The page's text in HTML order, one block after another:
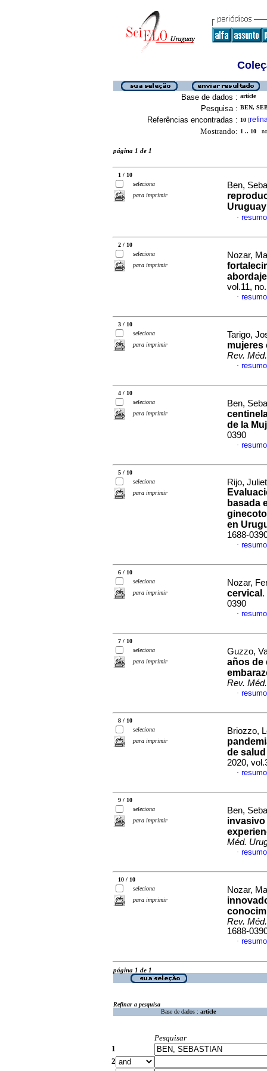
Base de dados : article
Pesquisa : BEN,
Referências encontradas : 10 [
Mostrando: 1 .. 10
página 1 de 1
1 / 10
seleciona
para imprimir
Ben,
Uruguay
·
2 / 10
seleciona
para imprimir
Nozar,
vol.11,
·
3 / 10
seleciona
para imprimir
Tarigo,
mujeres
Rev.
·
4 / 10
seleciona
para imprimir
Ben,
de la
0390
·
5 / 10
seleciona
para imprimir
Rijo,
basada
en
1688-
·
6 / 10
seleciona
para imprimir
Nozar,
cervical .
0390
·
7 / 10
seleciona
para imprimir
Guzzo,
años de
Rev.
·
8 / 10
seleciona
para imprimir
Briozzo,
de
2020,
·
9 / 10
seleciona
para imprimir
Ben,
Méd.
·
10 / 10
seleciona
para imprimir
Nozar,
Rev.
1688-
·
página 1 de 1
Refinar a pesquisa
Base de dados : article
Pesquisar
1
2